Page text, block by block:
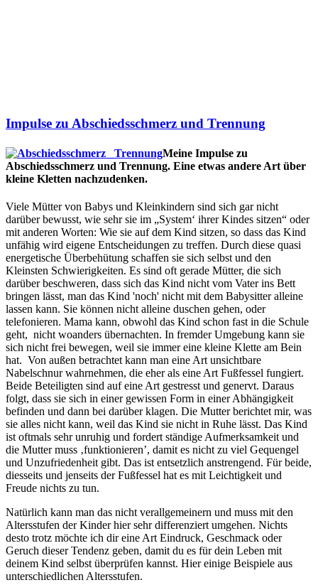
Impulse zu Abschiedsschmerz und Trennung
Meine Impulse zu
Abschiedsschmerz und Trennung. Eine etwas andere Art über
kleine Kletten nachzudenken.
Viele Mütter von Babys und Kleinkindern sind sich gar nicht
darüber bewusst, wie sehr sie im „System‘ ihrer Kindes sitzen“ oder
mit anderen Worten: Wie sie auf dem Kind sitzen, so dass das Kind
unfähig wird eigene Entscheidungen zu treffen. Durch diese quasi
energetische Überbehütung schaffen sie sich selbst und den
Kleinsten Schwierigkeiten. Es sind oft gerade Mütter, die sich
darüber beschweren, dass sich das Kind nicht vom Vater ins Bett
bringen lässt, man das Kind 'noch' nicht mit dem Babysitter alleine
lassen kann. Sie können nicht alleine duschen gehen, oder
telefonieren. Mama kann, obwohl das Kind schon fast in die Schule
geht, nicht woanders übernachten. In fremder Umgebung kann sie
sich nicht frei bewegen, weil sie immer eine kleine Klette am Bein
hat. Von außen betrachtet kann man eine Art unsichtbare
Nabelschnur wahrnehmen, die eher als eine Art Fußfessel fungiert.
Beide Beteiligten sind auf eine Art gestresst und genervt. Daraus
folgt, dass sie sich in einer gewissen Form in einer Abhängigkeit
befinden und dann bei darüber klagen. Die Mutter berichtet mir, was
sie alles nicht kann, weil das Kind sie nicht in Ruhe lässt. Das Kind
ist oftmals sehr unruhig und fordert ständige Aufmerksamkeit und
die Mutter muss ‚funktionieren’, damit es nicht zu viel Gequengel
und Unzufriedenheit gibt. Das ist entsetzlich anstrengend. Für beide,
diesseits und jenseits der Fußfessel hat es mit Leichtigkeit und
Freude nichts zu tun.
Natürlich kann man das nicht verallgemeinern und muss mit den
Altersstufen der Kinder hier sehr differenziert umgehen. Nichts
desto trotz möchte ich dir eine Art Eindruck, Geschmack oder
Geruch dieser Tendenz geben, damit du es für dein Leben mit
deinem Kind selbst überprüfen kannst. Hier einige Beispiele aus
unterschiedlichen Altersstufen.